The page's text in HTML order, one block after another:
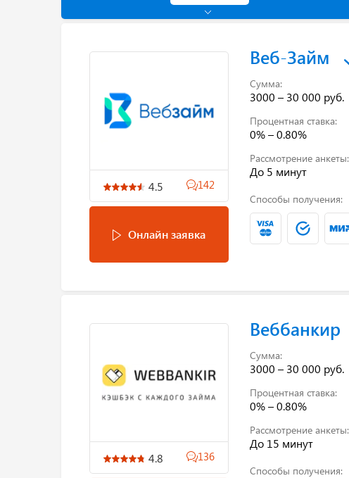
4.5 142
Онлайн заявка
Веб-Займ
Сумма:
3000 – 30 000 руб.
Процентная ставка:
0% – 0.80%
Рассмотрение анкеты:
До 5 минут
Способы получения:
4.8 136
Веббанкир
Сумма:
3000 – 30 000 руб.
Процентная ставка:
0% – 0.80%
Рассмотрение анкеты:
До 15 минут
Способы получения: